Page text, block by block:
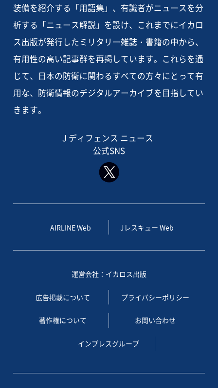
装備を紹介する「用語集」、有識者がニュースを分
析する「ニュース解説」を設け、これまでにイカロ
ス出版が発行したミリタリー雑誌・書籍の中から、
有用性の高い記事群を再掲しています。これらを通
じて、日本の防衛に関わるすべての方々にとって有
用な、防衛情報のデジタルアーカイブを目指してい
きます。
J ディフェンス ニュース
公式SNS
AIRLINE Web Jレスキュー Web
運営会社：イカロス出版
広告掲載について プライバシーポリシー
著作権について お問い合わせ
インプレスグループ